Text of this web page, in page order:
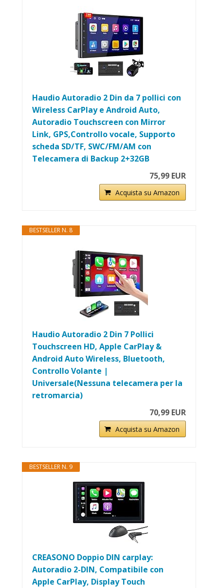
Haudio Autoradio 2 Din da 7 pollici con
Wireless CarPlay e Android Auto,
Autoradio Touchscreen con Mirror
Link, GPS,Controllo vocale, Supporto
scheda SD/TF, SWC/FM/AM con
Telecamera di Backup 2+32GB
75,99 EUR
Acquista su Amazon
BESTSELLER N. 8
Haudio Autoradio 2 Din 7 Pollici
Touchscreen HD, Apple CarPlay &
Android Auto Wireless, Bluetooth,
Controllo Volante |
Universale(Nessuna telecamera per la
retromarcia)
70,99 EUR
Acquista su Amazon
BESTSELLER N. 9
CREASONO Doppio DIN carplay:
Autoradio 2-DIN, Compatibile con
Apple CarPlay, Display Touch